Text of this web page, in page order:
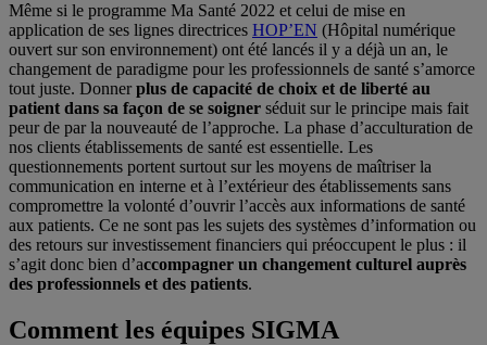
Même si le programme Ma Santé 2022 et celui de mise en
application de ses lignes directrices HOP’EN (Hôpital numérique
ouvert sur son environnement) ont été lancés il y a déjà un an, le
changement de paradigme pour les professionnels de santé s’amorce
tout juste. Donnerplus de capacité de choix et de liberté au
patient dans sa façon de se soigner séduit sur le principe mais fait
peur de par la nouveauté de l’approche. La phase d’acculturation de
nos clients établissements de santé est essentielle. Les
questionnements portent surtout sur les moyens de maîtriser la
communication en interne et à l’extérieur des établissements sans
compromettre la volonté d’ouvrir l’accès aux informations de santé
aux patients. Ce ne sont pas les sujets des systèmes d’information ou
des retours sur investissement financiers qui préoccupent le plus : il
s’agit donc bien d’accompagner un changement culturel auprès
des professionnels et des patients.
Comment les équipes SIGMA